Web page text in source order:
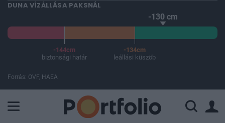
DUNA VÍZÁLLÁSA PAKSNÁL
-130 cm
-144cm
biztonsági határ
-134cm
leállási küszöb
Forrás: OVF, HAEA